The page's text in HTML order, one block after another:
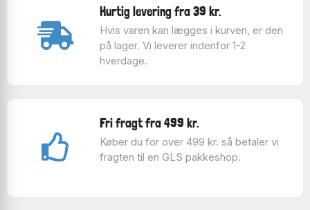
Hurtig levering fra 39 kr.
Hvis varen kan lægges i kurven, er den
på lager. Vi leverer indenfor 1-2
hverdage.
Fri fragt fra 499 kr.
Køber du for over 499 kr. så betaler vi
fragten til en GLS pakkeshop.